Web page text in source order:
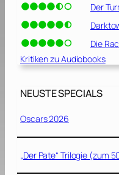
Der
Die
Kritiken zu Audiobooks
NEUSTE SPECIALS
Oscars 2026
„Der Pate“ Trilogie (zum